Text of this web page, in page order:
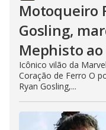
Motoqueiro
Gosling,
Mephisto
Icônico vilão da
Coração de Ferro O
Ryan Gosling,...